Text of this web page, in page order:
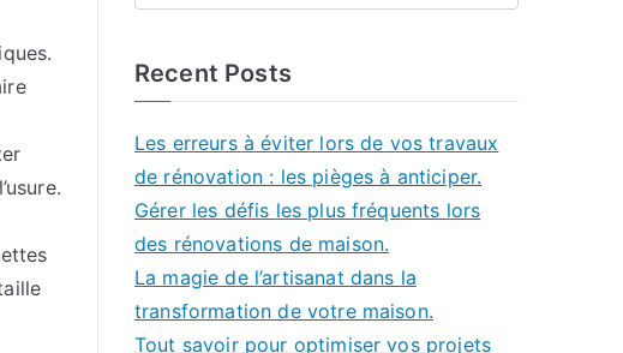
Recent Posts
Les erreurs à éviter lors de vos travaux
de rénovation : les pièges à anticiper.
Gérer les défis les plus fréquents lors
des rénovations de maison.
La magie de l’artisanat dans la
transformation de votre maison.
Tout savoir pour optimiser vos projets